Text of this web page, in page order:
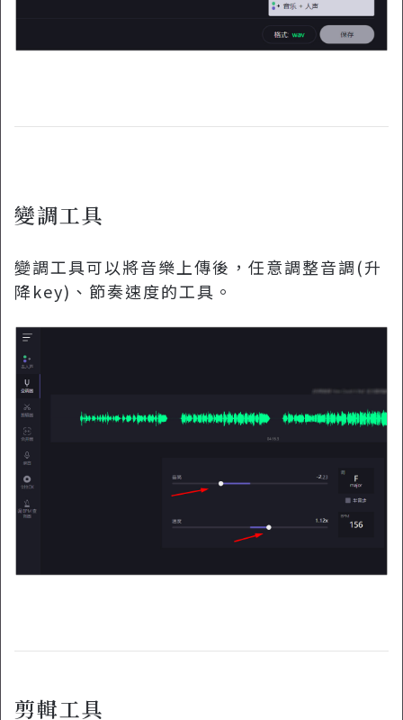
變調工具
變調工具可以將音樂上傳後，任意調整音調(升
降key)、節奏速度的工具。
剪輯工具